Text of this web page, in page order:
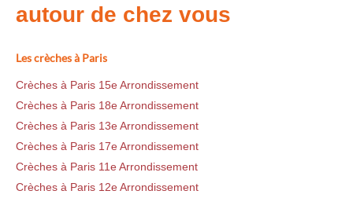
autour de chez vous
Les crèches à Paris
Crèches à Paris 15e Arrondissement
Crèches à Paris 18e Arrondissement
Crèches à Paris 13e Arrondissement
Crèches à Paris 17e Arrondissement
Crèches à Paris 11e Arrondissement
Crèches à Paris 12e Arrondissement